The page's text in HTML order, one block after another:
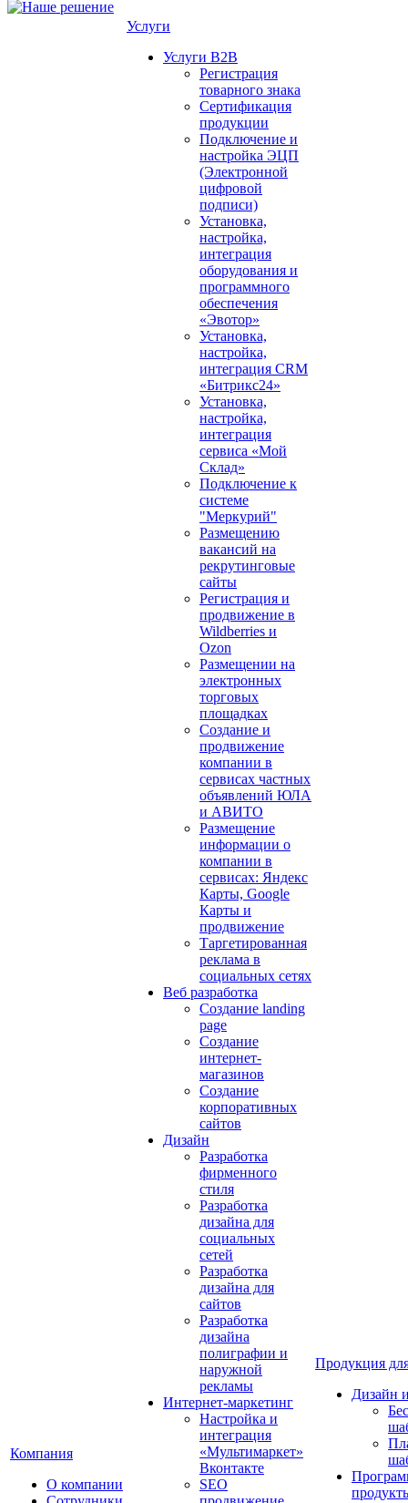
Компания
О компании
Услуги
Услуги B2B
Регистрация
товарного знака
Сертификация
продукции
Подключение и
настройка ЭЦП
(Электронной
цифровой
подписи)
Установка,
настройка,
интеграция
оборудования и
программного
обеспечения
«Эвотор»
Установка,
настройка,
интеграция CRM
«Битрикс24»
Установка,
настройка,
интеграция
сервиса «Мой
Склад»
Подключение к
системе
"Меркурий"
Размещению
вакансий на
рекрутинговые
сайты
Регистрация и
продвижение в
Wildberries и
Ozon
Размещении на
электронных
торговых
площадках
Создание и
продвижение
компании в
сервисах частных
объявлений ЮЛА
и АВИТО
Размещение
информации о
компании в
сервисах: Яндекс
Карты, Google
Карты и
продвижение
Таргетированная
реклама в
социальных сетях
Веб разработка
Создание landing
page
Создание
интернет-
магазинов
Создание
корпоративных
сайтов
Дизайн
Разработка
фирменного
стиля
Разработка
дизайна для
социальных
сетей
Разработка
дизайна для
сайтов
Разработка
дизайна
полиграфии и
наружной
рекламы
Интернет-маркетинг
Настройка и
интеграция
«Мультимаркет»
Вконтакте
SEO
Продукция
Дизайн